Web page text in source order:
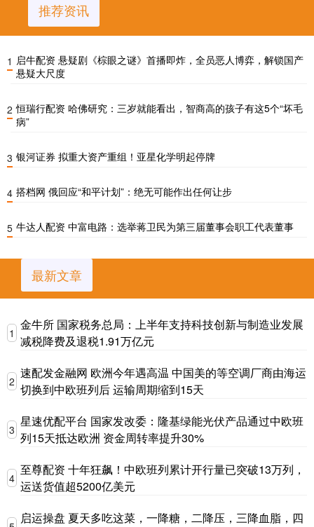
推荐资讯
1 启牛配资 悬疑剧《棕眼之谜》首播即炸，全员恶人博弈，解锁国产
悬疑大尺度
2 恒瑞行配资 哈佛研究：三岁就能看出，智商高的孩子有这5个“坏毛
病”
3 银河证券 拟重大资产重组！亚星化学明起停牌
4 搭档网 俄回应“和平计划”：绝无可能作出任何让步
5 牛达人配资 中富电路：选举蒋卫民为第三届董事会职工代表董事
最新文章
1
金牛所 国家税务总局：上半年支持科技创新与制造业发展
减税降费及退税1.91万亿元
2
速配发金融网 欧洲今年遇高温 中国美的等空调厂商由海运
切换到中欧班列后 运输周期缩到15天
3
星速优配平台 国家发改委：隆基绿能光伏产品通过中欧班
列15天抵达欧洲 资金周转率提升30%
4
至尊配资 十年狂飙！中欧班列累计开行量已突破13万列，
运送货值超5200亿美元
启运操盘 夏天多吃这菜，一降糖，二降压，三降血脂，四